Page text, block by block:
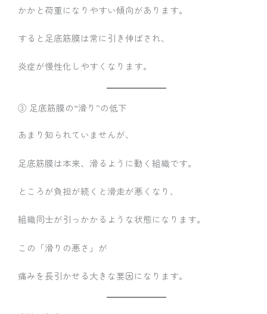
かかと荷重になりやすい傾向があります。
すると足底筋膜は常に引き伸ばされ、
炎症が慢性化しやすくなります。
③ 足底筋膜の“滑り”の低下
あまり知られていませんが、
足底筋膜は本来、滑るように動く組織です。
ところが負担が続くと滑走が悪くなり、
組織同士が引っかかるような状態になります。
この「滑りの悪さ」が
痛みを長引かせる大きな要因になります。